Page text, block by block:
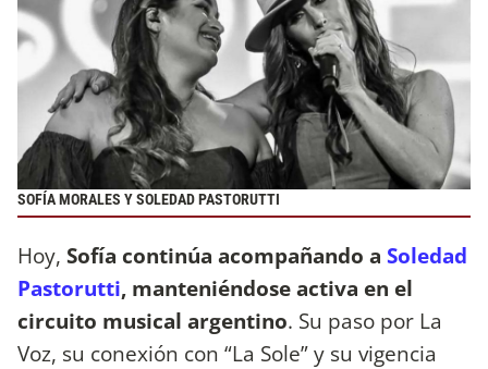
SOFÍA MORALES Y SOLEDAD PASTORUTTI
Hoy, Sofía continúa acompañando a Soledad
Pastorutti, manteniéndose activa en el
circuito musical argentino. Su paso por La
Voz, su conexión con “La Sole” y su vigencia